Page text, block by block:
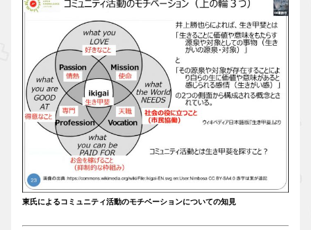
東氏によるコミュニティ活動のモチベーションについての知見